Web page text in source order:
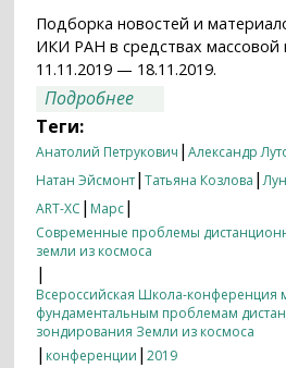
Подборка новостей и
ИКИ РАН в средствах
11.11.2019 — 18.11.2019.
Подробнее
Теги:
Анатолий Петрукович |Александр
Натан Эйсмонт|Татьяна Козлова |
ART-XC | Марс|
Современные проблемы
земли из космоса
|
Всероссийская Школа-конференция
фундаментальным проблемам
зондирования Земли из космоса
| конференции |2019